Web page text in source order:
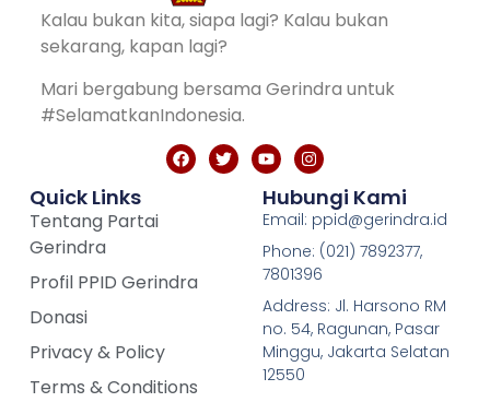
Kalau bukan kita, siapa lagi? Kalau bukan
sekarang, kapan lagi?
Mari bergabung bersama Gerindra untuk
#SelamatkanIndonesia.
Quick Links
Tentang Partai
Gerindra
Profil PPID Gerindra
Donasi
Privacy & Policy
Terms & Conditions
Hubungi Kami
Email: ppid@gerindra.id
Phone: (021) 7892377,
7801396
Address: Jl. Harsono RM
no. 54, Ragunan, Pasar
Minggu, Jakarta Selatan
12550